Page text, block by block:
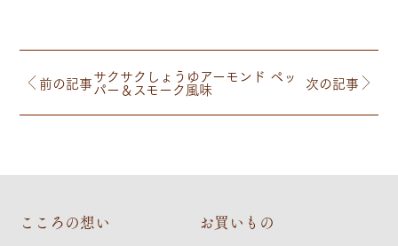
前の記事サクサクしょうゆアーモンド ペッ
パー＆スモーク風味 次の記事
こころの想い
お買いもの